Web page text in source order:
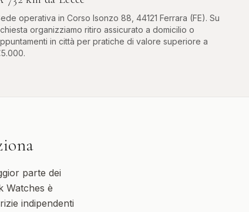
operativa in Corso Isonzo 88, 44121 Ferrara (FE). Su
organizziamo ritiro assicurato a domicilio o
in città per pratiche di valore superiore a
parte dei
Watches è
indipendenti